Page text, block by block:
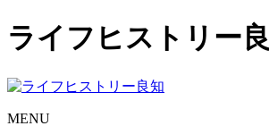
ライフヒストリー
MENU